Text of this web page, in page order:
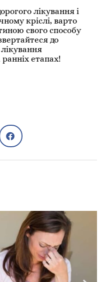
лікування і
кріслі, варто
свого способу
до
етапах!